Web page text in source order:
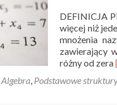
DEFINICJA
więcej niż
mnożenia
zawierający
różny od zera
Algebra, Podstawowe